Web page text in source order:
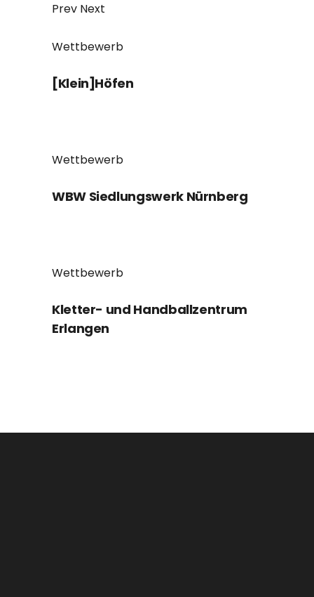
Prev Next
Wettbewerb
[Klein]Höfen
Wettbewerb
WBW Siedlungswerk Nürnberg
Wettbewerb
Kletter- und Handballzentrum
Erlangen